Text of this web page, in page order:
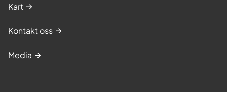
Kart
Kontakt oss
Media